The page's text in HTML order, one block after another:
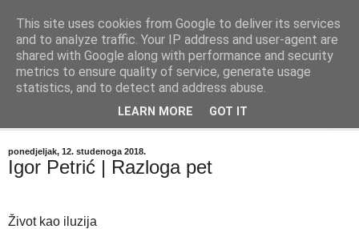
"Kvaka"
Časopis za književnost ISSN 2459-5632
ponedjeljak, 12. studenoga 2018.
Igor Petrić | Razloga pet
Život kao iluzija
This site uses cookies from Google to deliver its services
and to analyze traffic. Your IP address and user-agent are
shared with Google along with performance and security
metrics to ensure quality of service, generate usage
statistics, and to detect and address abuse.
LEARN MORE GOT IT